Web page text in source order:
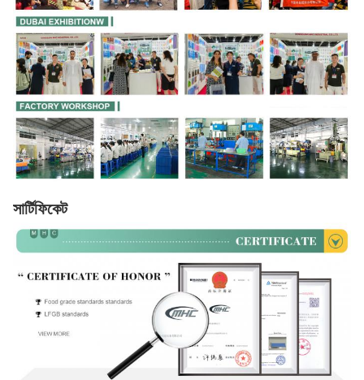
সার্টিফিকেট